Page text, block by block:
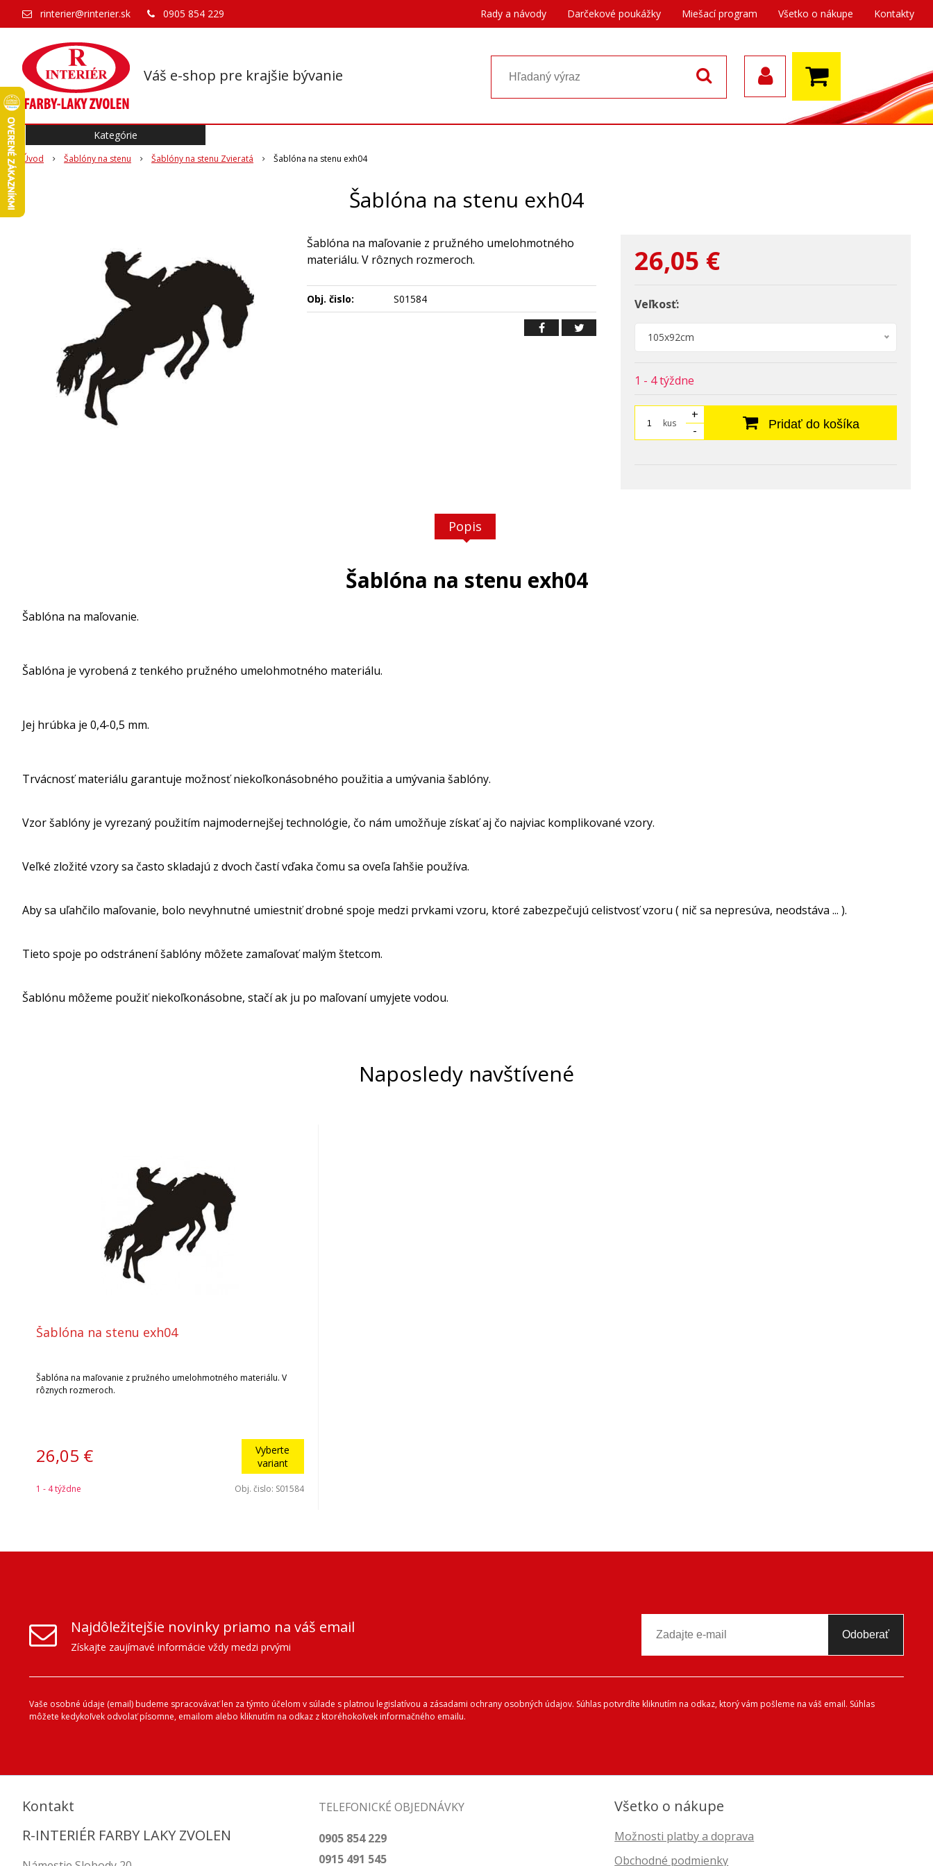
Váš e-shop pre krajšie bývanie
rinterier@rinterier.sk 0905 854 229 Rady a návody Darčekové poukážky Miešací program Všetko o nákupe Kontakty
Úvod Šablóny na stenu Šablóny na stenu Zvieratá Šablóna na stenu exh04
Šablóna na stenu exh04
26,05 €
Veľkosť:
105x92cm
1 - 4 týždne
kus
+
-
Pridať do košíka
Šablóna na maľovanie z pružného umelohmotného
materiálu. V rôznych rozmeroch.
Obj. čislo: S01584
Popis
Šablóna na stenu exh04
Šablóna na maľovanie.
Šablóna je vyrobená z tenkého pružného umelohmotného materiálu.
Jej hrúbka je 0,4-0,5 mm.
Trvácnosť materiálu garantuje možnosť niekoľkonásobného použitia a umývania šablóny.
Vzor šablóny je vyrezaný použitím najmodernejšej technológie, čo nám umožňuje získať aj čo najviac komplikované vzory.
Veľké zložité vzory sa často skladajú z dvoch častí vďaka čomu sa oveľa ľahšie používa.
Aby sa uľahčilo maľovanie, bolo nevyhnutné umiestniť drobné spoje medzi prvkami vzoru, ktoré zabezpečujú celistvosť vzoru ( nič sa nepresúva, neodstáva ... ).
Tieto spoje po odstránení šablóny môžete zamaľovať malým štetcom.
Šablónu môžeme použiť niekoľkonásobne, stačí ak ju po maľovaní umyjete vodou.
Naposledy navštívené
Šablóna na stenu exh04
Šablóna na maľovanie z pružného umelohmotného materiálu. V
rôznych rozmeroch.
26,05 €
Vyberte
variant
1 - 4 týždne Obj. čislo: S01584
Kategórie
Najdôležitejšie novinky priamo na váš email
Získajte zaujímavé informácie vždy medzi prvými
Odoberať
Vaše osobné údaje (email) budeme spracovávať len za týmto účelom v súlade s platnou legislatívou a zásadami ochrany osobných údajov. Súhlas potvrdíte kliknutím na odkaz, ktorý vám pošleme na váš email. Súhlas
môžete kedykoľvek odvolať písomne, emailom alebo kliknutím na odkaz z ktoréhokoľvek informačného emailu.
Kontakt
R-INTERIÉR FARBY LAKY ZVOLEN
TELEFONICKÉ OBJEDNÁVKY
0905 854 229
0915 491 545
Všetko o nákupe
Možnosti platby a doprava
Obchodné podmienky